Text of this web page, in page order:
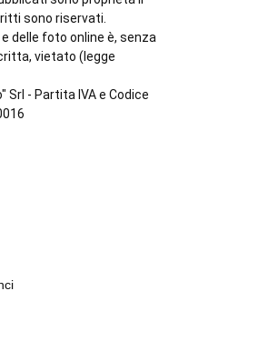
sono riservati.
delle foto online è, senza
vietato (legge
Srl - Partita IVA e Codice